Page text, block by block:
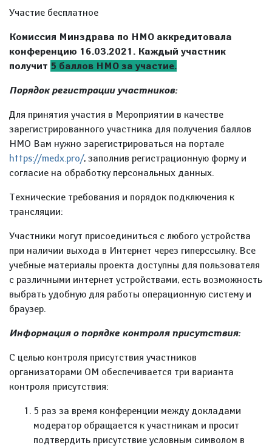
Участие бесплатное
Комиссия Минздрава по НМО аккредитовала
конференцию 16.03.2021. Каждый участник
получит 5 баллов НМО за участие.
Порядок регистрации участников:
Для принятия участия в Мероприятии в качестве
зарегистрированного участника для получения баллов
НМО Вам нужно зарегистрироваться на портале
https://medx.pro/, заполнив регистрационную форму и
согласие на обработку персональных данных.
Технические требования и порядок подключения к
трансляции:
Участники могут присоединиться с любого устройства
при наличии выхода в Интернет через гиперссылку. Все
учебные материалы проекта доступны для пользователя
с различными интернет устройствами, есть возможность
выбрать удобную для работы операционную систему и
браузер.
Информация о порядке контроля присутствия:
С целью контроля присутствия участников
организаторами ОМ обеспечивается три варианта
контроля присутствия:
5 раз за время конференции между докладами
модератор обращается к участникам и просит
подтвердить присутствие условным символом в